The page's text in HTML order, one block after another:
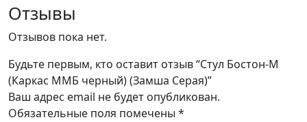
Отзывы
Отзывов пока нет.
Будьте первым, кто оставит отзыв “Стул Бостон-М
(Каркас ММБ черный) (Замша Серая)”
Ваш адрес email не будет опубликован.
Обязательные поля помечены *